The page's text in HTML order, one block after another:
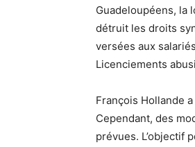
Guadeloupéens, la
détruit les droits
versées aux
Licenciements
François Hollande
Cependant, des
prévues. L’objectif